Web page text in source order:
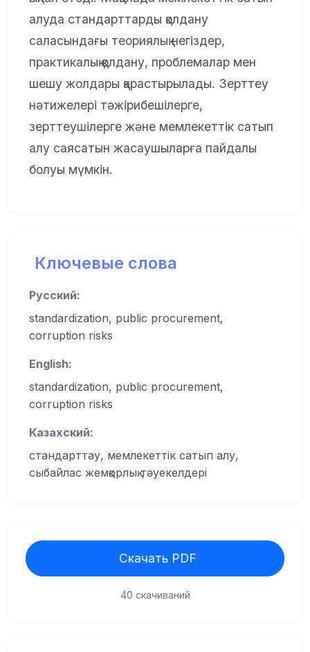
алуда стандарттарды қолдану
саласындағы теориялық негіздер,
практикалық қолдану, проблемалар мен
шешу жолдары қарастырылады. Зерттеу
нәтижелері тәжірибешілерге,
зерттеушілерге және мемлекеттік сатып
алу саясатын жасаушыларға пайдалы
болуы мүмкін.
Ключевые слова
Русский:
standardization, public procurement,
corruption risks
English:
standardization, public procurement,
corruption risks
Казахский:
стандарттау, мемлекеттік сатып алу,
сыбайлас жемқорлық тәуекелдері
Скачать PDF
40 скачиваний